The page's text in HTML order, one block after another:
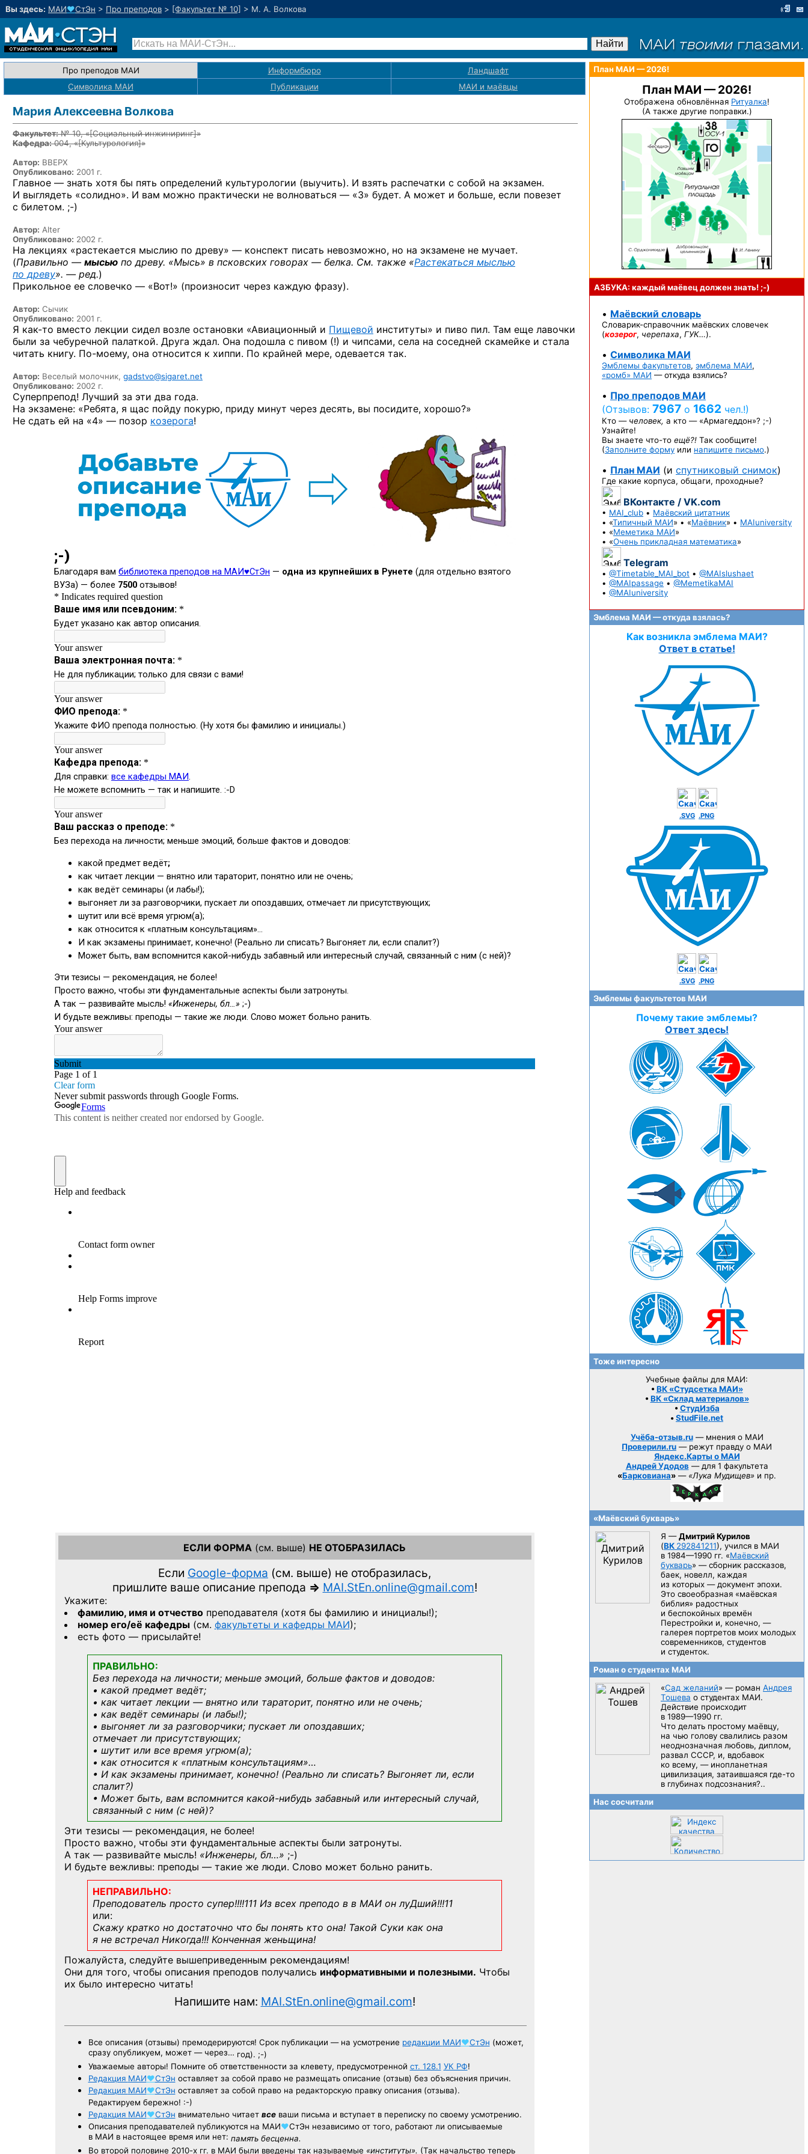
Вы здесь: МАИ♥СтЭн > Про преподов > [Факультет № 10] > М. А. Волкова
Про преподов МАИ Информбюро
Ландшафт
Символика МАИ
Публикации МАИ и маёвцы
Мария Алексеевна Волкова
Факультет:№ 10, «[Социальный инжиниринг]»
Кафедра:004, «[Культурология]»
Автор: BBEPX
Опубликовано: 2001 г.
Главное — знать хотя бы пять определений культурологии (выучить). И взять распечатки с собой на экзамен.
И выглядеть «солидно». И вам можно практически не волноваться — «3» будет. А может и больше, если повезет
с билетом. ;-)
Автор: Alter
Опубликовано: 2002 г.
На лекциях «растекается мыслию по древу» — конспект писать невозможно, но на экзамене не мучает.
(Правильно — мысью по древу. «Мысь» в псковских говорах — белка. См. также «Растекаться мыслью
по древу». — ред.)
Прикольное ее словечко — «Вот!» (произносит через каждую фразу).
Автор: Сычик
Опубликовано: 2001 г.
Я как-то вместо лекции сидел возле остановки «Авиационный и Пищевой институты» и пиво пил. Там еще лавочки
были за чебуречной палаткой. Друга ждал. Она подошла с пивом (!) и чипсами, села на соседней скамейке и стала
читать книгу. По-моему, она относится к хиппи. По крайней мере, одевается так.
Автор: Веселый молочник, gadstvo@sigaret.net
Опубликовано: 2002 г.
Суперпрепод! Лучший за эти два года.
На экзамене: «Ребята, я щас пойду покурю, приду минут через десять, вы посидите, хорошо?»
Не сдать ей на «4» — позор козерога!
ЕСЛИ ФОРМА (см. выше) НЕ ОТОБРАЗИЛАСЬ
Если Google-форма (см. выше) не отобразилась,
пришлите ваше описание препода => MAI.StEn.online@gmail.com!
Укажите:
фамилию, имя и отчествопреподавателя (хотя бы фамилию и инициалы!);
номер его/её кафедры(см. факультеты и кафедры МАИ);
есть фото — присылайте!
ПРАВИЛЬНО:
Без перехода на личности; меньше эмоций, больше фактов и доводов:
• какой предмет ведёт;
• как читает лекции — внятно или тараторит, понятно или не очень;
• как ведёт семинары (и лабы!);
• выгоняет ли за разговорчики; пускает ли опоздавших;
отмечает ли присутствующих;
• шутит или все время угрюм(а);
• как относится к «платным консультациям»…
• И как экзамены принимает, конечно! (Реально ли списать? Выгоняет ли, если
спалит?)
• Может быть, вам вспомнится какой-нибудь забавный или интересный случай,
связанный с ним (с ней)?
Эти тезисы — рекомендация, не более!
Просто важно, чтобы эти фундаментальные аспекты были затронуты.
А так — развивайте мысль! «Инженеры, бл…» ;-)
И будьте вежливы: преподы — такие же люди. Слово может больно ранить.
НЕПРАВИЛЬНО:
Преподователь просто супер!!!!111 Из всех преподо в в МАИ он луДший!!!11
или:
Скажу кратко но достаточно что бы понять кто она! Такой Суки как она
я не встречал Никогда!!! Конченная женьщина!
Пожалуйста, следуйте вышеприведенным рекомендациям!
Они для того, чтобы описания преподов получались информативными и полезными. Чтобы
их было интересно читать!
Напишите нам: MAI.StEn.online@gmail.com!
Все описания (отзывы) премодерируются! Срок публикации — на усмотрение редакции МАИ♥СтЭн (может,
сразу опубликуем, может — через… год). ;-)
Уважаемые авторы! Помните об ответственности за клевету, предусмотренной ст. 128.1 УК РФ!
Редакция МАИ♥СтЭн оставляет за собой право не размещать описание (отзыв) без объяснения причин.
Редакция МАИ♥СтЭн оставляет за собой право на редакторскую правку описания (отзыва).
Редактируем бережно! :-)
Редакция МАИ♥СтЭн внимательно читает всеваши письма и вступает в переписку по своему усмотрению.
Описания преподавателей публикуются на МАИ♥СтЭн независимо от того, работают ли описываемые
в МАИ в настоящее время или нет: память бесценна.
Во второй половине 2010-х гг. в МАИ были введены так называемые «институты». (Так начальство теперь
План МАИ — 2026!
План МАИ — 2026!
Отображена обновлённая Ритуалка!
(А также другие поправки.)
АЗБУКА: каждый маёвец должензнать! ;-)
• Маёвский словарь
Словарик-справочник маёвских словечек
(козерог, черепаха, ГУК…).
• Символика МАИ
Эмблемы факультетов, эмблема МАИ,
«ромб» МАИ — откуда взялись?
• Про преподов МАИ
(Отзывов: 7967 о 1662 чел.!)
Кто — человек, а кто — «Армагеддон»? ;-)
Узнайте!
Вы знаете что-то ещё?! Так сообщите!
(Заполните форму или напишите письмо.)
• План МАИ (и спутниковый снимок)
Где какие корпуса, общаги, проходные?
ВКонтакте / VK.com
• MAI_club • Маёвский цитатник
• «Типичный МАИ» • «Маёвник» • MAIuniversity
• «Меметика МАИ»
• «Очень прикладная математика»
Telegram
• @Timetable_MAI_bot • @MAIslushaet
• @MAIpassage • @MemetikaMAI
• @MAIuniversity
Эмблема МАИ — откуда взялась?
Как возникла эмблема МАИ?
Ответ в статье!
.SVG .PNG
.SVG .PNG
Эмблемы факультетов МАИ
Почему такие эмблемы?
Ответ здесь!
Тоже интересно
Учебные файлы для МАИ:
• ВК «Студсетка МАИ»
• ВК «Склад материалов»
• СтудИзба
• StudFile.net
Учёба-отзыв.ru— мнения о МАИ
Проверили.ru — режут правду о МАИ
Яндекс.Карты о МАИ
Андрей Удодов — для 1 факультета
«Барковиана» — «Лука Мудищев» и пр.
«Маёвский букварь»
Я —Дмитрий Курилов
(ВК 292841211), учился в МАИ
в 1984—1990 гг. «Маёвский
букварь» — сборник рассказов,
баек, новелл, каждая
из которых — документ эпохи.
Это своеобразная «маёвская
библия» радостных
и беспокойных времён
Перестройки и, конечно, —
галерея портретов моих молодых
современников, студентов
и студенток.
Роман о студентах МАИ
«Сад желаний» — роман Андрея
Тошева о студентах МАИ.
Действие происходит
в 1989—1990 гг.
Что делать простому маёвцу,
на чью голову свалились разом
неоднозначная любовь, диплом,
развал CCCP, и, вдобавок
ко всему, — инопланетная
цивилизация, затаившаяся где-то
в глубинах подсознания?..
Нас сосчитали